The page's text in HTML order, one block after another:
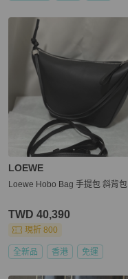
LOEWE
Loewe Hobo Bag 手提包 斜背包
TWD 40,390
現折 800
全新品 香港 免運